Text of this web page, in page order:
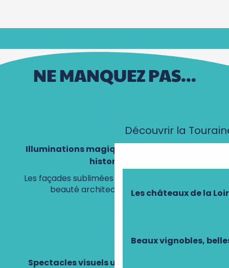
Découvrir la
Les châteaux de la
Beaux vignobles,
NE MANQUEZ PAS...
Illuminations magiques des monuments
historiques
Les façades sublimées révèlent l’histoire et la
beauté architecturale nocturne
Spectacles visuels uniques et immersifs